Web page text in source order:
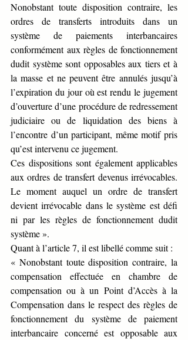
Nonobstant toute disposition contraire, les
ordres de transferts introduits dans un
système de paiements interbancaires
conformément aux règles de fonctionnement
dudit système sont opposables aux tiers et à
la masse et ne peuvent être annulés jusqu’à
l’expiration du jour où est rendu le jugement
d’ouverture d’une procédure de redressement
judiciaire ou de liquidation des biens à
l’encontre d’un participant, même motif pris
qu’est intervenu ce jugement.
Ces dispositions sont également applicables
aux ordres de transfert devenus irrévocables.
Le moment auquel un ordre de transfert
devient irrévocable dans le système est défi
ni par les règles de fonctionnement dudit
système ».
Quant à l’article 7, il est libellé comme suit :
« Nonobstant toute disposition contraire, la
compensation effectuée en chambre de
compensation ou à un Point d’Accès à la
Compensation dans le respect des règles de
fonctionnement du système de paiement
interbancaire concerné est opposable aux